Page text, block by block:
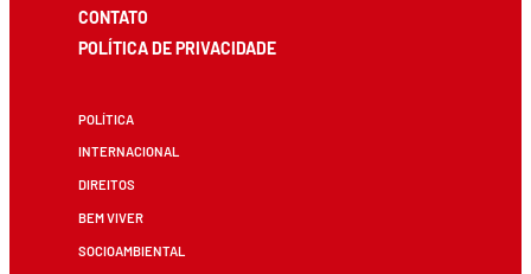
CONTATO
POLÍTICA DE PRIVACIDADE
POLÍTICA
INTERNACIONAL
DIREITOS
BEM VIVER
SOCIOAMBIENTAL